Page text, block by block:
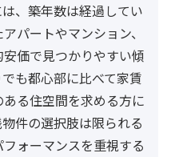
、築年数は経過してい
パートやマンション、
価で見つかりやすい傾
も都心部に比べて家賃
る住空間を求める方に
件の選択肢は限られる
ォーマンスを重視する